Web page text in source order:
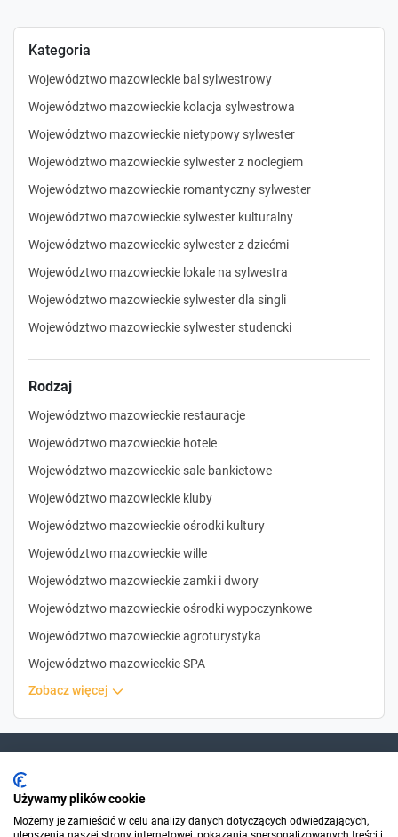
Kategoria
Województwo mazowieckie bal sylwestrowy
Województwo mazowieckie kolacja sylwestrowa
Województwo mazowieckie nietypowy sylwester
Województwo mazowieckie sylwester z noclegiem
Województwo mazowieckie romantyczny sylwester
Województwo mazowieckie sylwester kulturalny
Województwo mazowieckie sylwester z dziećmi
Województwo mazowieckie lokale na sylwestra
Województwo mazowieckie sylwester dla singli
Województwo mazowieckie sylwester studencki
Rodzaj
Województwo mazowieckie restauracje
Województwo mazowieckie hotele
Województwo mazowieckie sale bankietowe
Województwo mazowieckie kluby
Województwo mazowieckie ośrodki kultury
Województwo mazowieckie wille
Województwo mazowieckie zamki i dwory
Województwo mazowieckie ośrodki wypoczynkowe
Województwo mazowieckie agroturystyka
Województwo mazowieckie SPA
zobacz więcej
Dla szukających
Używamy plików cookie
Możemy je zamieścić w celu analizy danych dotyczących odwiedzających,